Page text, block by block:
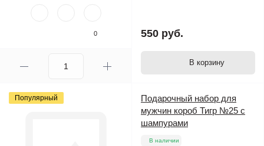
0 550 руб.
В корзину
Популярный
Подарочный набор для
мужчин короб Тигр №25 с
шампурами
В наличии